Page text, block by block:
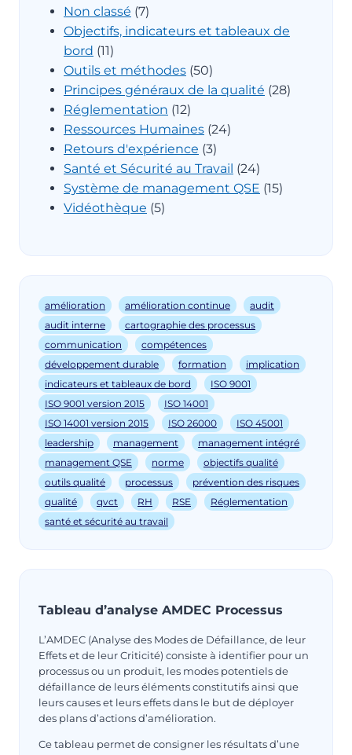
Non classé (7)
Objectifs, indicateurs et tableaux de
bord (11)
Outils et méthodes (50)
Principes généraux de la qualité (28)
Réglementation (12)
Ressources Humaines (24)
Retours d'expérience (3)
Santé et Sécurité au Travail (24)
Système de management QSE (15)
Vidéothèque (5)
amélioration amélioration continue
audit
audit interne
cartographie des processus
communication
compétences
développement durable
formation
implication
indicateurs et tableaux de bord
ISO 9001
ISO 9001 version 2015
ISO 14001
ISO 14001 version 2015
ISO 26000
ISO 45001
leadership
management
management intégré
management QSE
norme
objectifs qualité
outils qualité
processus
prévention des risques
qualité
qvct RH RSE
Réglementation
santé et sécurité au travail
Tableau d’analyse AMDEC Processus
L’AMDEC (Analyse des Modes de Défaillance, de leur
Effets et de leur Criticité) consiste à identifier pour un
processus ou un produit, les modes potentiels de
défaillance de leurs éléments constitutifs ainsi que
leurs causes et leurs effets dans le but de déployer
des plans d’actions d’amélioration.
Ce tableau permet de consigner les résultats d’une